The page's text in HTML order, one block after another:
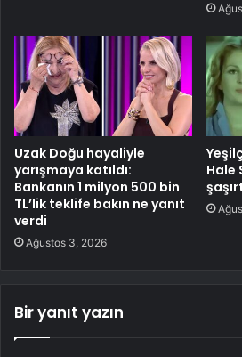
Uzak Doğu hayaliyle
yarışmaya katıldı:
Bankanın 1 milyon 500 bin
TL’lik teklife bakın ne yanıt
verdi
Ağustos 3, 2026
Hale
Bir yanıt yazın